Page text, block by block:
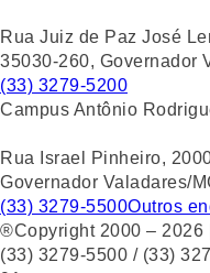
Rua Juiz de Paz José
35030-260, Governador
(33) 3279-5200
Campus Antônio
Rua Israel Pinheiro,
Governador Valadares/
(33) 3279-5500Outros
®Copyright 2000 – 2026
(33) 3279-5500 / (33)